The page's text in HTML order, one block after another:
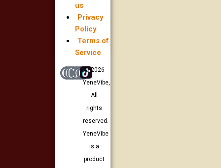
us
Privacy
Policy
Terms of
Service
© 2026
YeneVibe,
All
rights
reserved.
YeneVibe
is a
product